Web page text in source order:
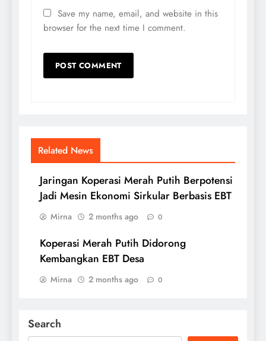
Save my name, email, and website in this
browser for the next time I comment.
Related News
Jaringan Koperasi Merah Putih Berpotensi
Jadi Mesin Ekonomi Sirkular Berbasis EBT
Mirna 2 months ago 0
Koperasi Merah Putih Didorong
Kembangkan EBT Desa
Mirna 2 months ago 0
Search